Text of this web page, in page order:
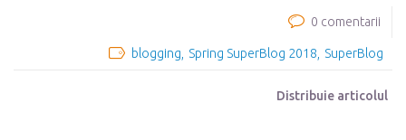
0 comentarii
blogging Spring SuperBlog 2018 SuperBlog
Distribuie articolul